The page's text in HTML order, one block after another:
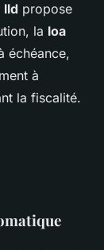
lld propose
la loa
échéance,
à
la fiscalité.